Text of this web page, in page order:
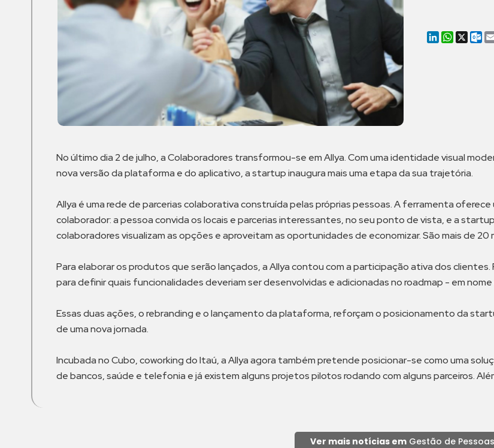
LinkedIn
X
No último dia 2 de julho, a Colaboradores transformou-se em Allya. Com uma identidade visual
nova versão da plataforma e do aplicativo, a startup inaugura mais uma etapa da sua trajetória.
Allya é uma rede de parcerias colaborativa construída pelas próprias pessoas. A ferramenta
colaborador: a pessoa convida os locais e parcerias interessantes, no seu ponto de vista, e a
colaboradores visualizam as opções e aproveitam as oportunidades de economizar. São mais de
Para elaborar os produtos que serão lançados, a Allya contou com a participação ativa dos
para definir quais funcionalidades deveriam ser desenvolvidas e adicionadas no roadmap - em
Essas duas ações, o rebranding e o lançamento da plataforma, reforçam o posicionamento da
de uma nova jornada.
Incubada no Cubo, coworking do Itaú, a Allya agora também pretende posicionar-se como uma
de bancos, saúde e telefonia e já existem alguns projetos pilotos rodando com alguns parceiros.
Ver mais notícias em Gestão de Pessoas